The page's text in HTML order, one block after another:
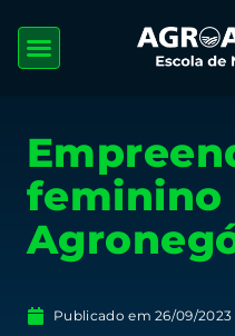
feminino
Publicado em 26/09/2023